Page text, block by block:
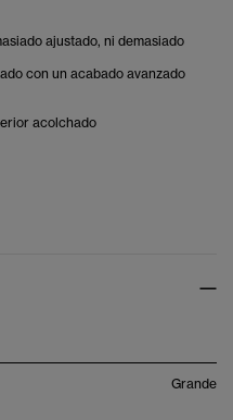
ajustado, ni demasiado
con un acabado avanzado
acolchado
Grande